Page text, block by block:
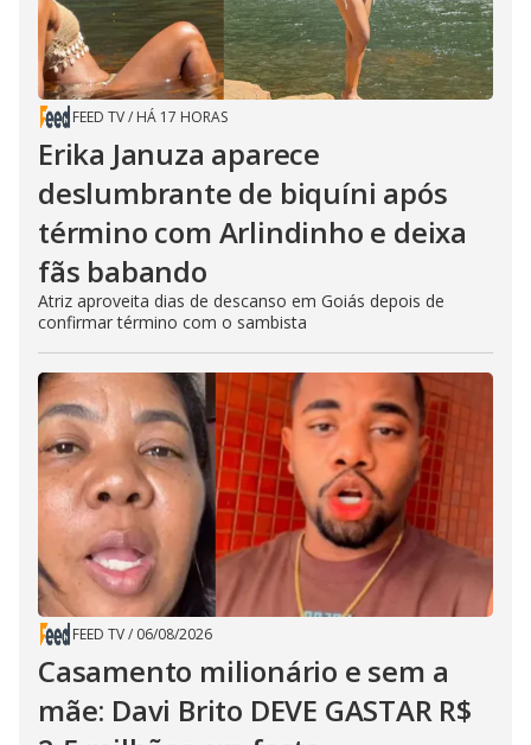
FEED TV/ HÁ 17 HORAS
Erika Januza aparece
deslumbrante de biquíni após
término com Arlindinho e deixa
fãs babando
Atriz aproveita dias de descanso em Goiás depois de
confirmar término com o sambista
FEED TV/ 06/08/2026
Casamento milionário e sem a
mãe: Davi Brito DEVE GASTAR R$